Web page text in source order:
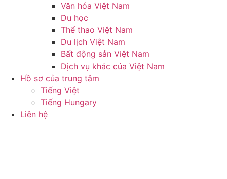
Văn hóa Việt Nam
Du học
Thể thao Việt Nam
Du lịch Việt Nam
Bất động sản Việt Nam
Dịch vụ khác của Việt Nam
Hồ sơ của trung tâm
Tiếng Việt
Tiếng Hungary
Liên hệ